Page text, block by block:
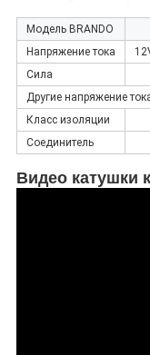
Модель BRANDO
Напряжение тока
Сила
Другие напряжение
Класс изоляции
Соединитель
Видео катушки